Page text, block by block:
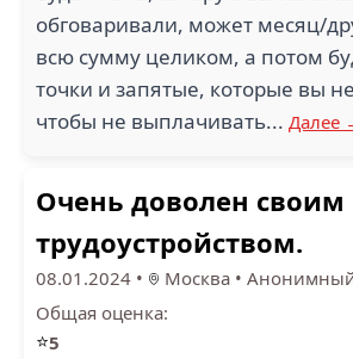
обговаривали, может месяц/
всю сумму целиком, а потом
точки и запятые, которые вы
чтобы не выплачивать... Далее
Очень доволен своим
трудоустройством.
08.01.2024 • Москва •
Общая оценка:
⭐5